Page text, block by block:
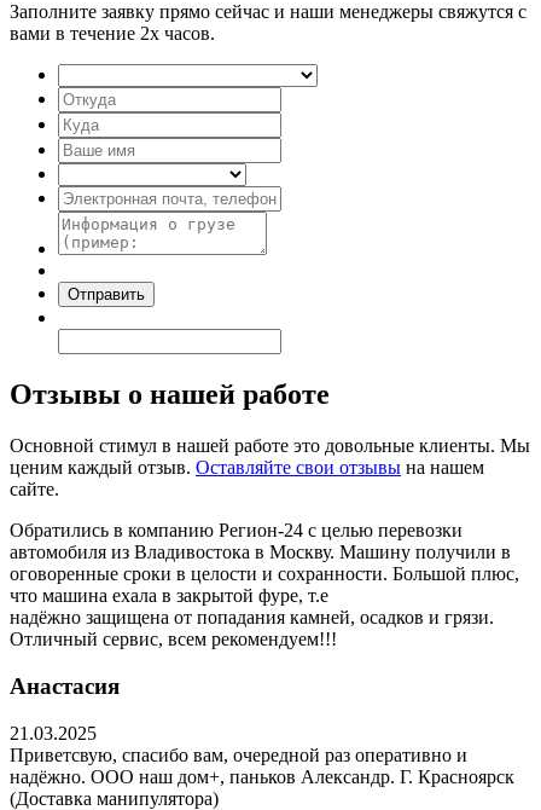
Заполните заявку прямо сейчас и наши менеджеры свяжутся с
вами в течение 2х часов.
Отзывы о нашей работе
Основной стимул в нашей работе это довольные клиенты. Мы
ценим каждый отзыв. Оставляйте свои отзывы на нашем
сайте.
Обратились в компанию Регион-24 с целью перевозки
автомобиля из Владивостока в Москву. Машину получили в
оговоренные сроки в целости и сохранности. Большой плюс,
что машина ехала в закрытой фуре, т.е
надёжно защищена от попадания камней, осадков и грязи.
Отличный сервис, всем рекомендуем!!!
Анастасия
21.03.2025
Приветсвую, спасибо вам, очередной раз оперативно и
надёжно. ООО наш дом+, паньков Александр. Г. Красноярск
(Доставка манипулятора)